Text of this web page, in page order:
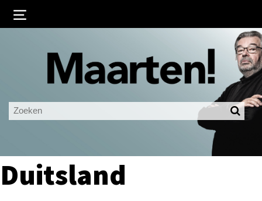
Ingelogd blijven
LOGIN
Duitsland